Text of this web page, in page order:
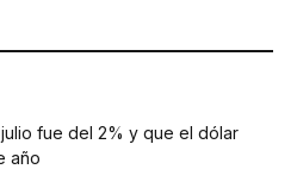
fue del 2% y que el dólar
año